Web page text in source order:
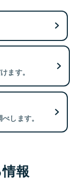
ます。
します。
報